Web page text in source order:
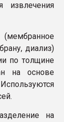
диализ)
по толщине
на основе
на